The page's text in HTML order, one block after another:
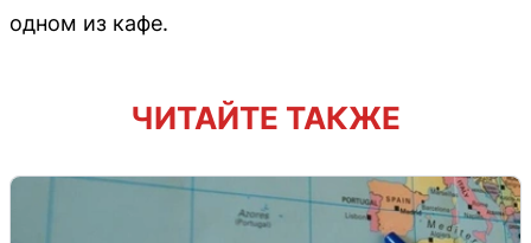
одном из кафе.
ЧИТАЙТЕ ТАКЖЕ